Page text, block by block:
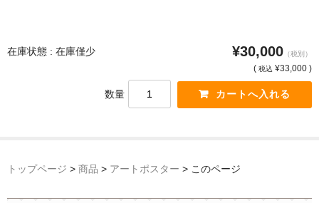
フランス製モノクロフォト額装
在庫状態 : 在庫僅少 ¥30,000 （税別）
( 税込 ¥33,000 )
数量
トップページ > 商品 > アートポスター > このページ